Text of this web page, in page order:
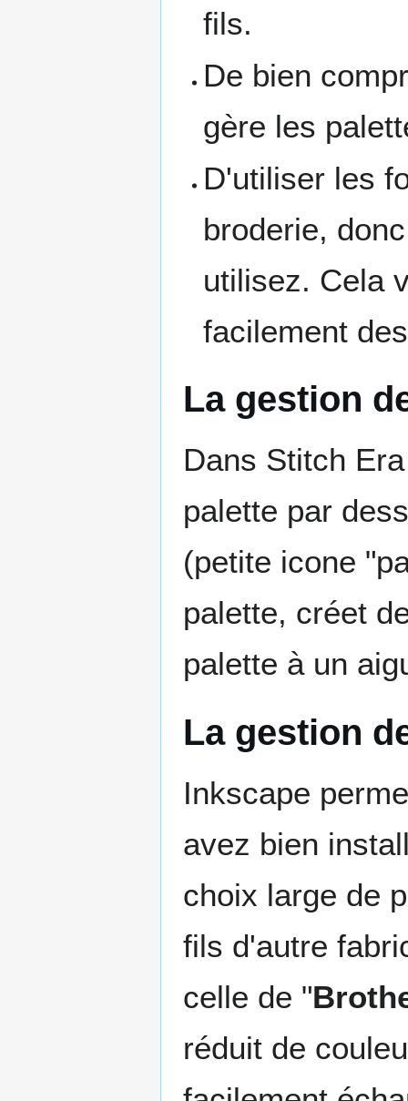
fils.
De bien
gère les
D'utiliser les
broderie,
utilisez. Cela
facilement
La gestion
Dans Stitch
palette par
(petite icone
palette, créet
palette à un
La gestion
Inkscape
avez bien
choix large de
fils d'autre
celle de "
réduit de